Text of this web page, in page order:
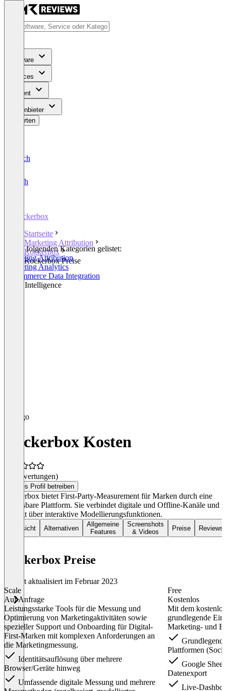
Software
Services
Content
Für Anbieter
Bewerten
Deutsch
English
Rockerbox
Startseite
Marketing Attribution
Rockerbox
Rockerbox Preise
In den folgenden Kategorien gelistet:
Marketing Attribution
Marketing Analytics
E-Commerce Data Integration
Retail Intelligence
Rockerbox Kosten
(0 Bewertungen)
Dieses Profil betreiben
Rockerbox bietet First-Party-Measurement für Marken durch eine
anpassbare Plattform. Sie verbindet digitale und Offline-Kanäle und
verfügt über interaktive Modellierungsfunktionen.
Übersicht Alternativen
Allgemeine
Features
Screenshots
& Videos
Preise Reviews
Rockerbox Preise
Zuletzt aktualisiert im Februar 2023
Scale
Auf Anfrage
Leistungsstarke Tools für die Messung und
Optimierung von Marketingaktivitäten sowie
spezieller Support und Onboarding für Digital-
First-Marken mit komplexen Anforderungen an
die Marketingmessung.
Identitätsauflösung über mehrere
Browser/Geräte hinweg
Umfassende digitale Messung und mehrere
Free
Kostenlos
Mit dem
grundlegende
Marketing- und
Plattformen
Google
Datenexport
Live-